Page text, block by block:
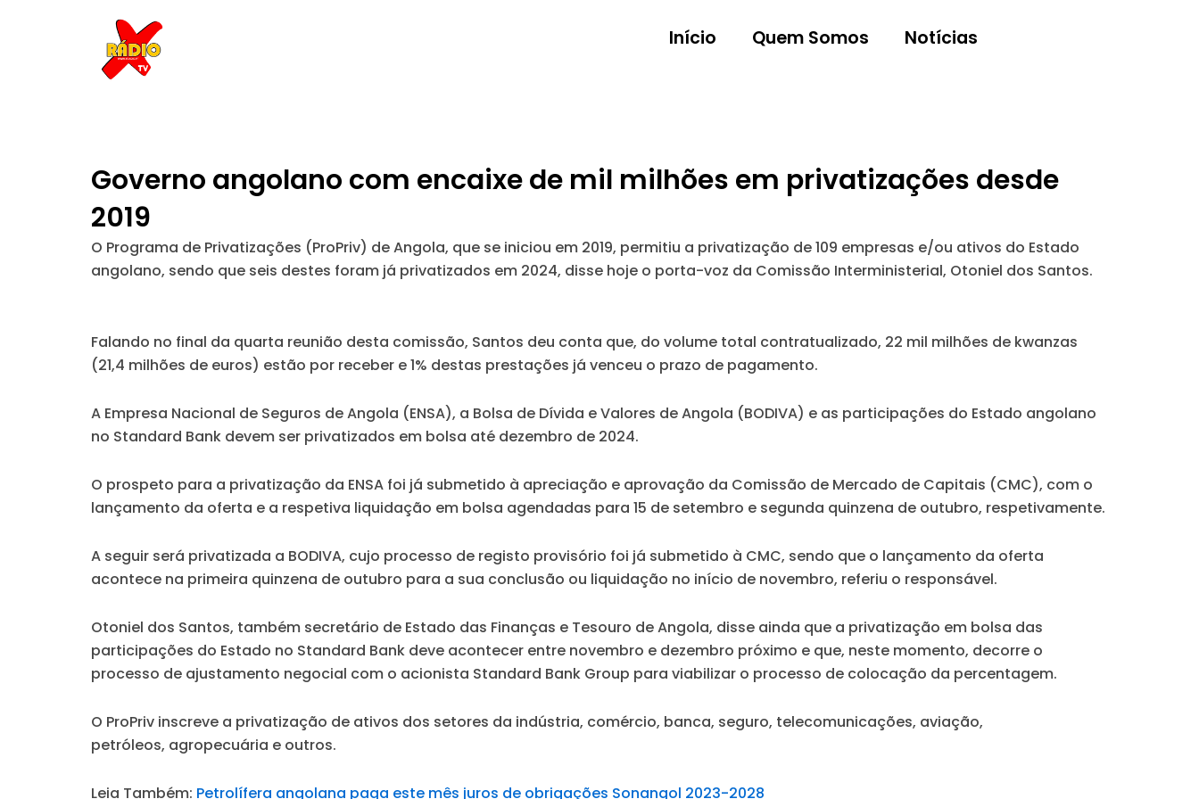
Início Quem Somos Notícias
Governo angolano com encaixe de mil milhões em privatizações desde
2019
O Programa de Privatizações (ProPriv) de Angola, que se iniciou em 2019, permitiu a privatização de 109 empresas e/ou ativos do Estado
angolano, sendo que seis destes foram já privatizados em 2024, disse hoje o porta-voz da Comissão Interministerial, Otoniel dos Santos.
Falando no final da quarta reunião desta comissão, Santos deu conta que, do volume total contratualizado, 22 mil milhões de kwanzas
(21,4 milhões de euros) estão por receber e 1% destas prestações já venceu o prazo de pagamento.
A Empresa Nacional de Seguros de Angola (ENSA), a Bolsa de Dívida e Valores de Angola (BODIVA) e as participações do Estado angolano
no Standard Bank devem ser privatizados em bolsa até dezembro de 2024.
O prospeto para a privatização da ENSA foi já submetido à apreciação e aprovação da Comissão de Mercado de Capitais (CMC), com o
lançamento da oferta e a respetiva liquidação em bolsa agendadas para 15 de setembro e segunda quinzena de outubro, respetivamente.
A seguir será privatizada a BODIVA, cujo processo de registo provisório foi já submetido à CMC, sendo que o lançamento da oferta
acontece na primeira quinzena de outubro para a sua conclusão ou liquidação no início de novembro, referiu o responsável.
Otoniel dos Santos, também secretário de Estado das Finanças e Tesouro de Angola, disse ainda que a privatização em bolsa das
participações do Estado no Standard Bank deve acontecer entre novembro e dezembro próximo e que, neste momento, decorre o
processo de ajustamento negocial com o acionista Standard Bank Group para viabilizar o processo de colocação da percentagem.
O ProPriv inscreve a privatização de ativos dos setores da indústria, comércio, banca, seguro, telecomunicações, aviação,
petróleos, agropecuária e outros.
Leia Também: Petrolífera angolana paga este mês juros de obrigações Sonangol 2023-2028